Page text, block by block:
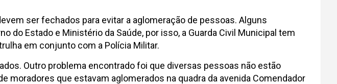
ser fechados para evitar a aglomeração de pessoas. Alguns
Estado e Ministério da Saúde, por isso, a Guarda Civil Municipal tem
em conjunto com a Polícia Militar.
Outro problema encontrado foi que diversas pessoas não estão
moradores que estavam aglomerados na quadra da avenida Comendador